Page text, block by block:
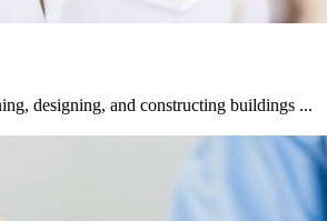
designing, and constructing buildings ...